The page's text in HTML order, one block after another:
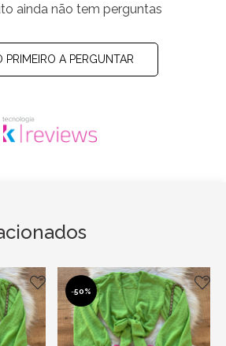
ainda não tem perguntas
PRIMEIRO A PERGUNTAR
-50%